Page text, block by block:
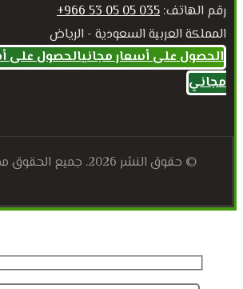
رقم الهاتف: 035 05 05 53 966+
المملكة العربية السعودية - الرياض
الحصول على أسعار مجانيالحصول على
مجاني
© حقوق النشر 2026. جميع الحقوق محفوظة.